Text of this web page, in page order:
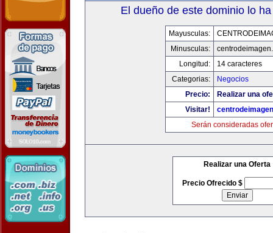
El dueño de este dominio lo
Mayusculas:
Minusculas:
Longitud:
14 caracteres
Categorias:
Negocios
Precio:
Realizar una
Visitar!
Serán consideradas
Realizar una Oferta
Precio Ofrecido $